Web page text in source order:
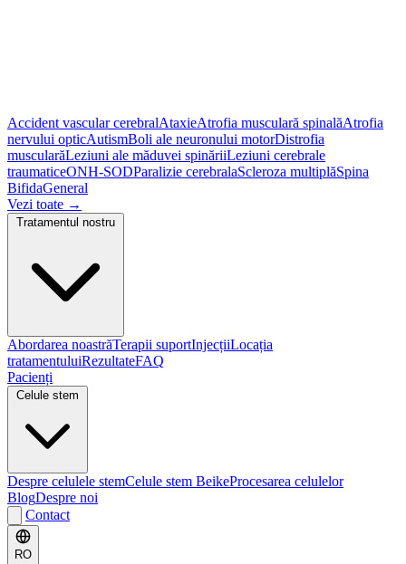
Accident vascular cerebralAtaxieAtrofia musculară spinalăAtrofia
nervului opticAutismBoli ale neuronului motorDistrofia
muscularăLeziuni ale măduvei spinăriiLeziuni cerebrale
traumaticeONH-SODParalizie cerebralaScleroza multiplăSpina
BifidaGeneral
Vezi toate →
Abordarea noastrăTerapii suportInjecțiiLocația
tratamentuluiRezultateFAQ
Pacienți
Despre celulele stemCelule stem BeikeProcesarea celulelor
BlogDespre noi
Contact
RO